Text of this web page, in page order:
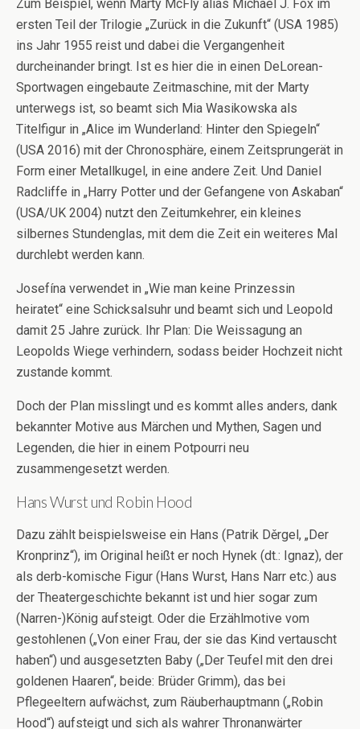
Zum Beispiel, wenn Marty McFly alias Michael J. Fox im
ersten Teil der Trilogie „Zurück in die Zukunft“ (USA 1985)
ins Jahr 1955 reist und dabei die Vergangenheit
durcheinander bringt. Ist es hier die in einen DeLorean-
Sportwagen eingebaute Zeitmaschine, mit der Marty
unterwegs ist, so beamt sich Mia Wasikowska als
Titelfigur in „Alice im Wunderland: Hinter den Spiegeln“
(USA 2016) mit der Chronosphäre, einem Zeitsprungerät in
Form einer Metallkugel, in eine andere Zeit. Und Daniel
Radcliffe in „Harry Potter und der Gefangene von Askaban“
(USA/UK 2004) nutzt den Zeitumkehrer, ein kleines
silbernes Stundenglas, mit dem die Zeit ein weiteres Mal
durchlebt werden kann.
Josefína verwendet in „Wie man keine Prinzessin
heiratet“ eine Schicksalsuhr und beamt sich und Leopold
damit 25 Jahre zurück. Ihr Plan: Die Weissagung an
Leopolds Wiege verhindern, sodass beider Hochzeit nicht
zustande kommt.
Doch der Plan misslingt und es kommt alles anders, dank
bekannter Motive aus Märchen und Mythen, Sagen und
Legenden, die hier in einem Potpourri neu
zusammengesetzt werden.
Hans Wurst und Robin Hood
Dazu zählt beispielsweise ein Hans (Patrik Děrgel, „Der
Kronprinz“), im Original heißt er noch Hynek (dt.: Ignaz), der
als derb-komische Figur (Hans Wurst, Hans Narr etc.) aus
der Theatergeschichte bekannt ist und hier sogar zum
(Narren-)König aufsteigt. Oder die Erzählmotive vom
gestohlenen („Von einer Frau, der sie das Kind vertauscht
haben“) und ausgesetzten Baby („Der Teufel mit den drei
goldenen Haaren“, beide: Brüder Grimm), das bei
Pflegeeltern aufwächst, zum Räuberhauptmann („Robin
Hood“) aufsteigt und sich als wahrer Thronanwärter